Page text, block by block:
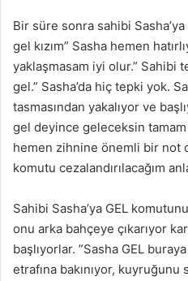
Bir süre sonra sahibi
gel kızım” Sasha hemen
yaklaşmasam iyi olur.” Sahibi
gel.” Sasha’da hiç tepki yok.
tasmasından yakalıyor ve
gel deyince geleceksin tamam
hemen zihnine önemli bir not
komutu cezalandırılacağım
Sahibi Sasha’ya GEL
onu arka bahçeye çıkarıyor
başlıyorlar. ”Sasha GEL
etrafına bakınıyor,